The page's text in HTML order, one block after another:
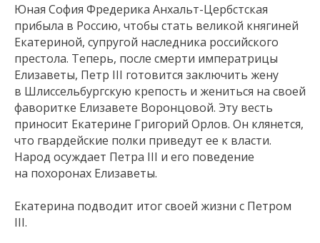
Юная София Фредерика Анхальт-Цербстская
прибыла в Россию, чтобы стать великой княгиней
Екатериной, супругой наследника российского
престола. Теперь, после смерти императрицы
Елизаветы, Петр III готовится заключить жену
в Шлиссельбургскую крепость и жениться на своей
фаворитке Елизавете Воронцовой. Эту весть
приносит Екатерине Григорий Орлов. Он клянется,
что гвардейские полки приведут ее к власти.
Народ осуждает Петра III и его поведение
на похоронах Елизаветы.
Екатерина подводит итог своей жизни с Петром
III.